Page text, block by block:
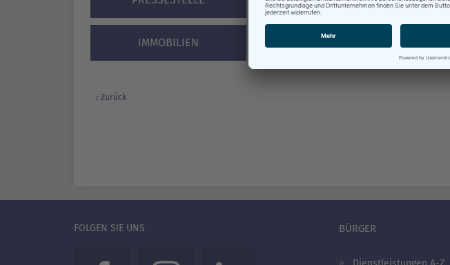
IMMOBILIEN FEUERWEHR
Zurück
FOLGEN SIE UNS BÜRGER